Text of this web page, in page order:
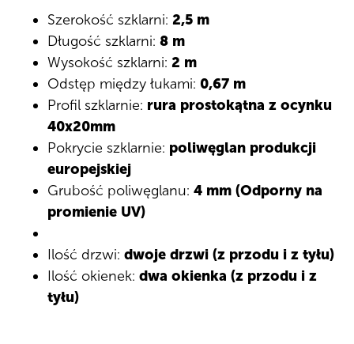
Szerokość szklarni: 2,5 m
Długość szklarni: 8 m
Wysokość szklarni: 2 m
Odstęp między łukami: 0,67 m
Profil szklarnie: rura prostokątna z ocynku
40x20mm
Pokrycie szklarnie: poliwęglan produkcji
europejskiej
Grubość poliwęglanu: 4 mm (Odporny na
promienie UV)
Ilość drzwi: dwoje drzwi (z przodu i z tyłu)
Ilość okienek: dwa okienka (z przodu i z
tyłu)